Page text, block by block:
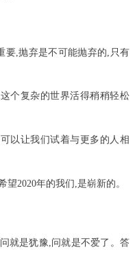
要,抛弃是不可能抛弃的,只有
个复杂的世界活得稍稍轻松
以让我们试着与更多的人相
望2020年的我们,是崭新的。
就是犹豫,问就是不爱了。答